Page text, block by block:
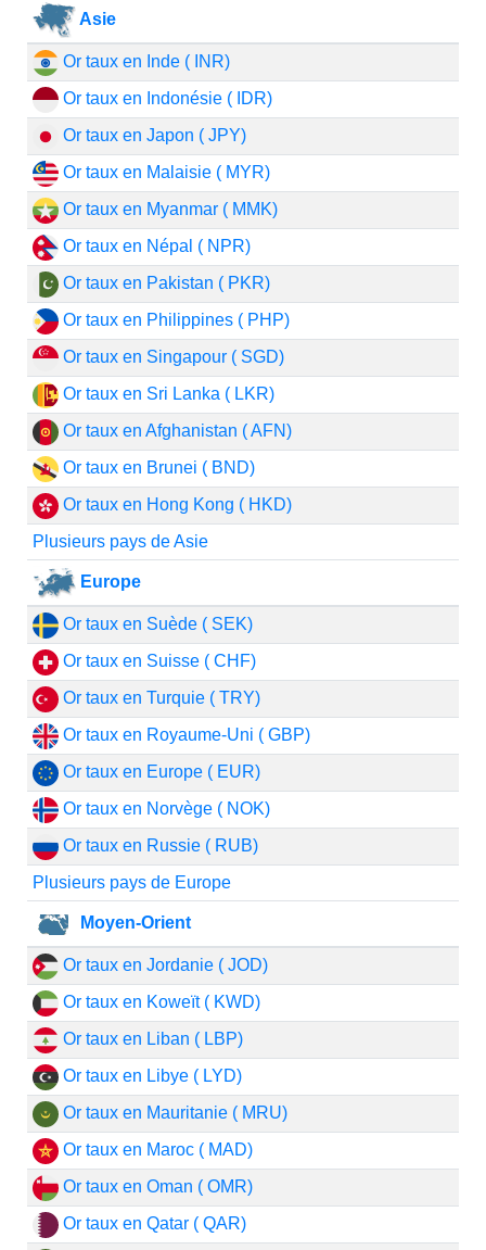
Asie
Or taux en Inde ( INR)
Or taux en Indonésie ( IDR)
Or taux en Japon ( JPY)
Or taux en Malaisie ( MYR)
Or taux en Myanmar ( MMK)
Or taux en Népal ( NPR)
Or taux en Pakistan ( PKR)
Or taux en Philippines ( PHP)
Or taux en Singapour ( SGD)
Or taux en Sri Lanka ( LKR)
Or taux en Afghanistan ( AFN)
Or taux en Brunei ( BND)
Or taux en Hong Kong ( HKD)
Plusieurs pays de Asie
Europe
Or taux en Suède ( SEK)
Or taux en Suisse ( CHF)
Or taux en Turquie ( TRY)
Or taux en Royaume-Uni ( GBP)
Or taux en Europe ( EUR)
Or taux en Norvège ( NOK)
Or taux en Russie ( RUB)
Plusieurs pays de Europe
Moyen-Orient
Or taux en Jordanie ( JOD)
Or taux en Koweït ( KWD)
Or taux en Liban ( LBP)
Or taux en Libye ( LYD)
Or taux en Mauritanie ( MRU)
Or taux en Maroc ( MAD)
Or taux en Oman ( OMR)
Or taux en Qatar ( QAR)